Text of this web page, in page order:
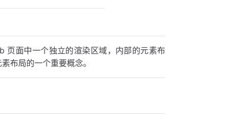
面中一个独立的渲染区域，内部的元素布
布局的一个重要概念。